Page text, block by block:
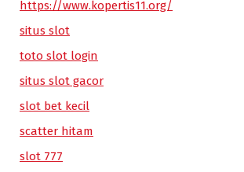
https://www.kopertis11.org/
situs slot
toto slot login
situs slot gacor
slot bet kecil
scatter hitam
slot 777